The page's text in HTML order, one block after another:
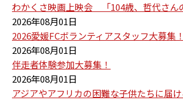
わかくさ映画上映会 「104歳、哲代さん
2026年08月01日
2026愛媛FCボランティアスタッフ大募集！
2026年08月01日
伴走者体験参加大募集！
2026年08月01日
アジアやアフリカの困難な子供たちに届